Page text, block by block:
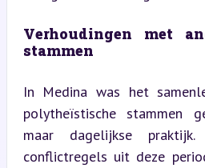
Verhoudingen met
stammen
In Medina was het
polytheïstische stammen
maar dagelijkse
conflictregels uit deze